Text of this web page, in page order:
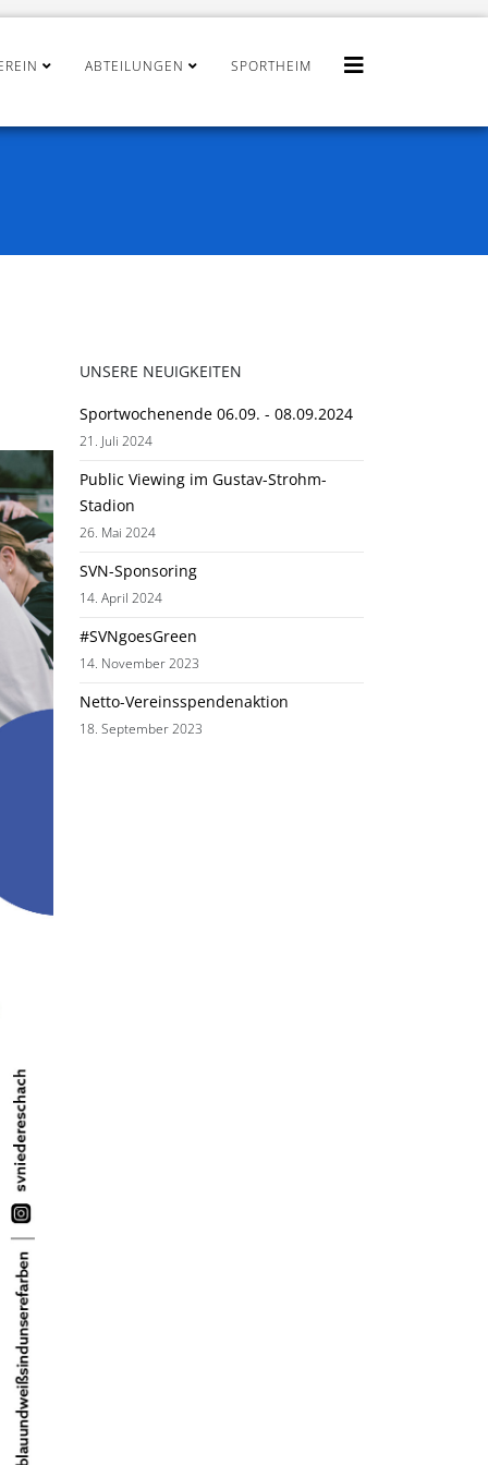
ABTEILUNGEN SPORTHEIM
UNSERE NEUIGKEITEN
Sportwochenende 06.09. - 08.09.2024
21. Juli 2024
Public Viewing im Gustav-Strohm-
Stadion
26. Mai 2024
SVN-Sponsoring
14. April 2024
#SVNgoesGreen
14. November 2023
Netto-Vereinsspendenaktion
18. September 2023